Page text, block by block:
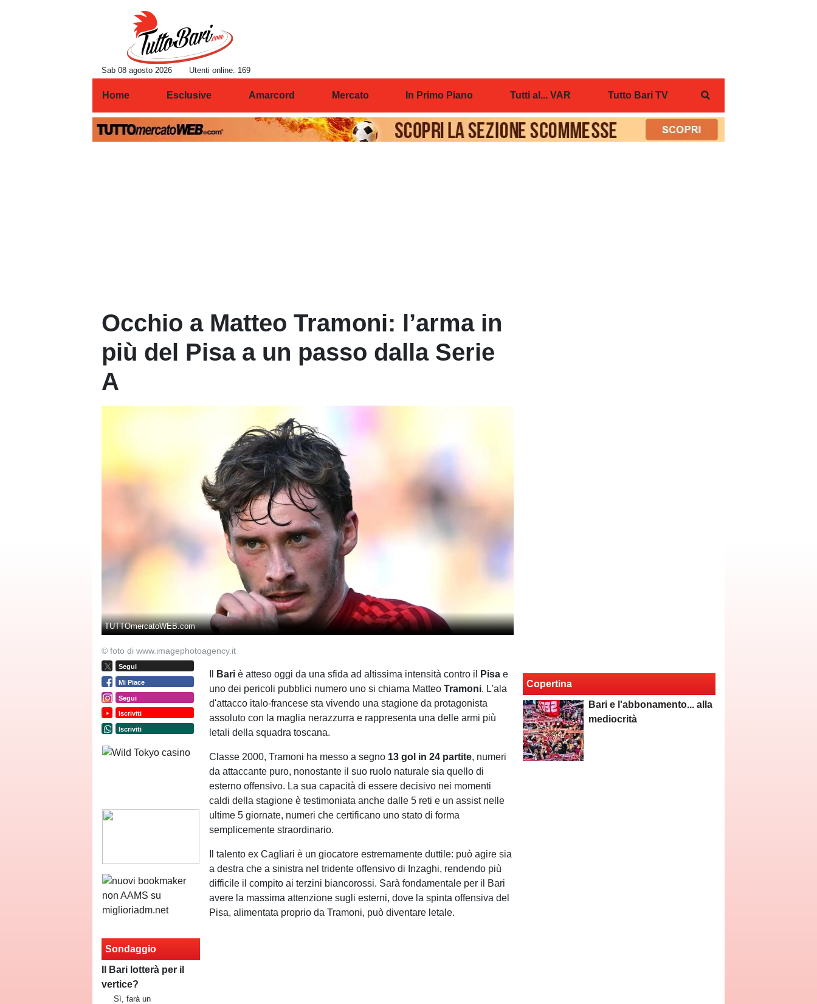
Sab 08 agosto 2026 Utenti online: 169
Home Esclusive Amarcord Mercato In Primo Piano Tutti al... VAR Tutto Bari TV
Occhio a Matteo Tramoni: l’arma in
più del Pisa a un passo dalla Serie
A
TUTTOmercatoWEB.com
© foto di www.imagephotoagency.it
Segui
Mi Piace
Segui
Iscriviti
Iscriviti
Sondaggio
Il Bari lotterà per il
vertice?
Sì, farà un
Bariè atteso oggi da una sfida ad altissima intensità contro il Pisa e
uno dei pericoli pubblici numero uno si chiama MatteoTramoni. L'ala
d'attacco italo-francese sta vivendo una stagione da protagonista
assoluto con la maglia nerazzurra e rappresenta una delle armi più
letali della squadra toscana.
Classe 2000, Tramoni ha messo a segno 13 gol in 24 partite, numeri
da attaccante puro, nonostante il suo ruolo naturale sia quello di
esterno offensivo. La sua capacità di essere decisivo nei momenti
caldi della stagione è testimoniata anche dalle 5 reti e un assist nelle
ultime 5 giornate, numeri che certificano uno stato di forma
semplicemente straordinario.
Il talento ex Cagliari è un giocatore estremamente duttile: può agire sia
a destra che a sinistra nel tridente offensivo di Inzaghi, rendendo più
difficile il compito ai terzini biancorossi. Sarà fondamentale per il Bari
avere la massima attenzione sugli esterni, dove la spinta offensiva del
Pisa, alimentata proprio da Tramoni, può diventare letale.
Copertina
Bari e l'abbonamento... alla
mediocrità